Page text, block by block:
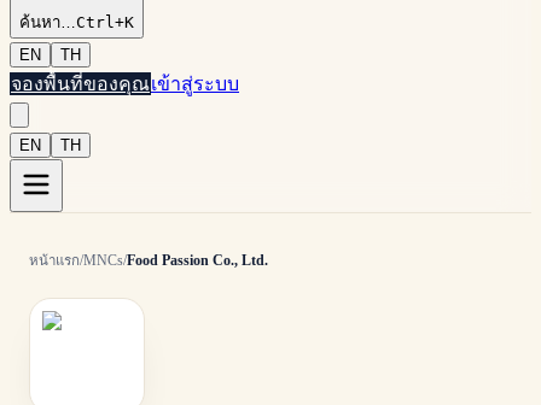
ค้นหา…Ctrl+K
EN
TH
จองพื้นที่ของคุณเข้าสู่ระบบ
EN TH
หน้าแรก/MNCs/Food Passion Co., Ltd.